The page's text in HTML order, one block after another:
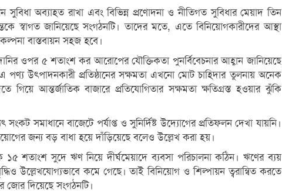
সুবিধা অব্যাহত রাখা এবং বিভিন্ন প্রণোদনা ও নীতিগত সুবিধার মেয়াদ তিন
স্বাগত জানিয়েছে সংগঠনটি। তাদের মতে, এতে বিনিয়োগকারীদের আস্থা
বাস্তবায়ন সহজ হবে।
ওপর ৫ শতাংশ কর আরোপের যৌক্তিকতা পুনর্বিবেচনার আহ্বান জানিয়েছে
উৎপাদনকারী প্রতিষ্ঠানের সক্ষমতা এখনো মোট চাহিদার তুলনায় অনেক
আন্তর্জাতিক বাজারে প্রতিযোগিতার সক্ষমতা ক্ষতিগ্রস্ত হওয়ার ঝুঁকি
সমাধানে বাজেটে পর্যাপ্ত ও সুনির্দিষ্ট উদ্যোগের প্রতিফলন দেখা যায়নি।
জন্য বড় বাধা হয়ে দাঁড়িয়েছে বলেও উল্লেখ করা হয়।
শতাংশ সুদে ঋণ নিয়ে দীর্ঘমেয়াদে ব্যবসা পরিচালনা কঠিন। ঋণের ব্যয়
উল্লেখযোগ্যভাবে কমে গেছে। তাই বিনিয়োগ ও শিল্পায়ন ত্বরান্বিত করতে
জোর দিয়েছে সংগঠনটি।